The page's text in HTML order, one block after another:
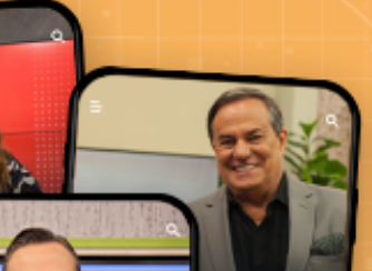
Gazeta FM